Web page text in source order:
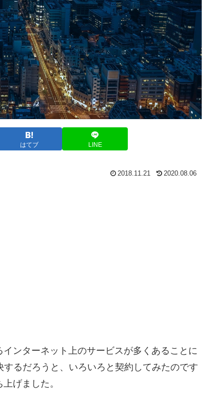
はてブ LINE
2018.11.21 2020.08.06
ンターネット上のサービスが多くあることに
るだろうと、いろいろと契約してみたのです
げました。